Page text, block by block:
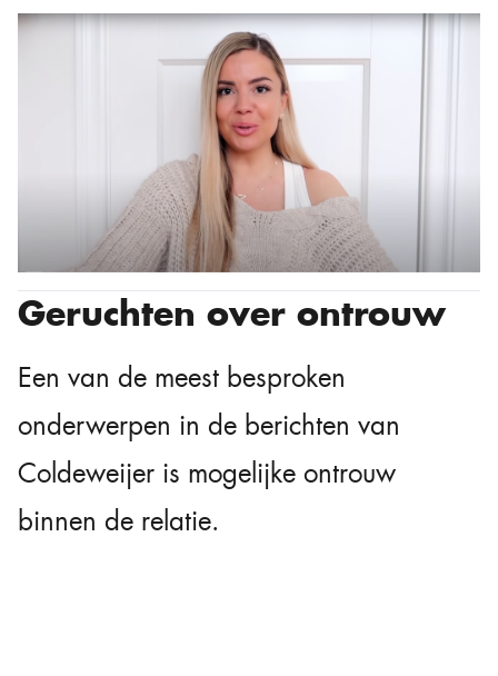
Geruchten over ontrouw
Een van de meest besproken
onderwerpen in de berichten van
Coldeweijer is mogelijke ontrouw
binnen de relatie.